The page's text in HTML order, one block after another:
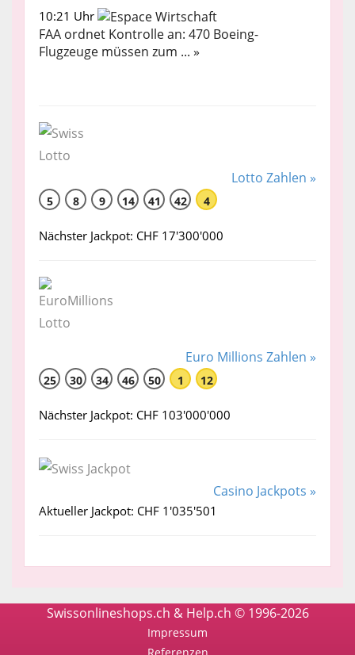
10:21 Uhr
FAA ordnet Kontrolle an: 470 Boeing-
Flugzeuge müssen zum ... »
Lotto Zahlen »
5 8 9 14 41 42 4
Nächster Jackpot: CHF 17'300'000
Euro Millions Zahlen »
25 30 34 46 50 1 12
Nächster Jackpot: CHF 103'000'000
Casino Jackpots »
Aktueller Jackpot: CHF 1'035'501
Swissonlineshops.ch & Help.ch © 1996-2026
Impressum